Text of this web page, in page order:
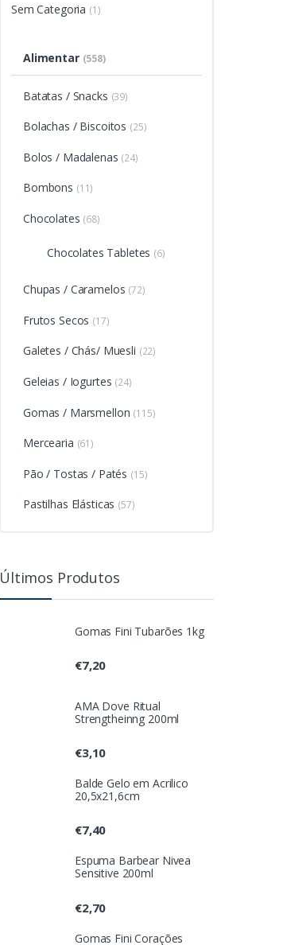
Sem Categoria (1)
Alimentar (558)
Batatas / Snacks (39)
Bolachas / Biscoitos (25)
Bolos / Madalenas (24)
Bombons (11)
Chocolates (68)
Chocolates Tabletes (6)
Chupas / Caramelos (72)
Frutos Secos (17)
Galetes / Chás/ Muesli (22)
Geleias / Iogurtes (24)
Gomas / Marsmellon (115)
Mercearia (61)
Pão / Tostas / Patés (15)
Pastilhas Elásticas (57)
Últimos Produtos
Gomas Fini Tubarões 1kg
€7,20
AMA Dove Ritual
Strengtheinng 200ml
€3,10
Balde Gelo em Acrilico
20,5x21,6cm
€7,40
Espuma Barbear Nivea
Sensitive 200ml
€2,70
Gomas Fini Corações